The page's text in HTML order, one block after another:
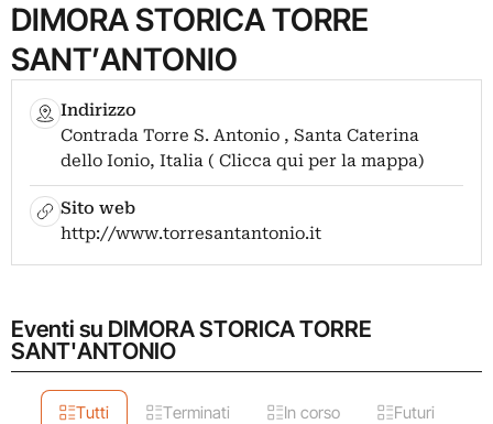
DIMORA STORICA TORRE
SANT’ANTONIO
Indirizzo
Contrada Torre S. Antonio , Santa Caterina
dello Ionio, Italia ( Clicca qui per la mappa)
Sito web
http://www.torresantantonio.it
Eventi su DIMORA STORICA TORRE
SANT'ANTONIO
Tutti Terminati In corso Futuri